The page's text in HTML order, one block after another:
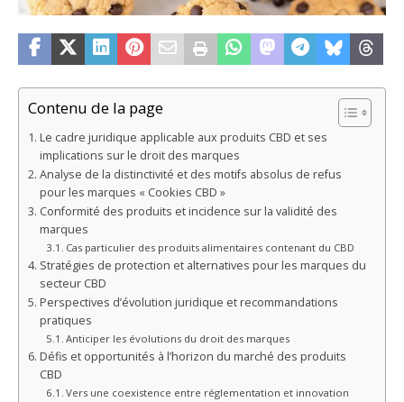
Contenu de la page
Le cadre juridique applicable aux produits CBD et ses
implications sur le droit des marques
Analyse de la distinctivité et des motifs absolus de refus
pour les marques « Cookies CBD »
Conformité des produits et incidence sur la validité des
marques
Cas particulier des produits alimentaires contenant du CBD
Stratégies de protection et alternatives pour les marques du
secteur CBD
Perspectives d’évolution juridique et recommandations
pratiques
Anticiper les évolutions du droit des marques
Défis et opportunités à l’horizon du marché des produits
CBD
Vers une coexistence entre réglementation et innovation